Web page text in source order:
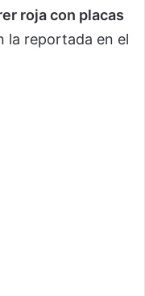
roja con placas
la reportada en el